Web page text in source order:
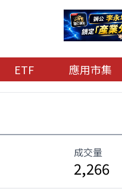
ETF 應用市集
成交量
2,266